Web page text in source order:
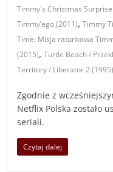
Timmy's Christmas
Timmy’ego (2011),Timmy
Time: Misja ratunkowa
(2015),Turtle Beach /
Territory / Liberator 2 (1995)
Zgodnie z
Netflix Polska zostało
seriali.
Czytaj dalej